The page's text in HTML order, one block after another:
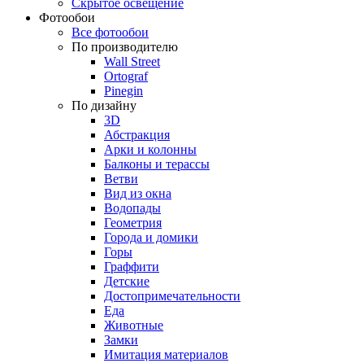
Скрытое освещение
Фотообои
Все фотообои
По производителю
Wall Street
Ortograf
Pinegin
По дизайну
3D
Абстракция
Арки и колонны
Балконы и терассы
Ветви
Вид из окна
Водопады
Геометрия
Города и домики
Горы
Граффити
Детские
Достопримечательности
Еда
Животные
Замки
Имитация материалов